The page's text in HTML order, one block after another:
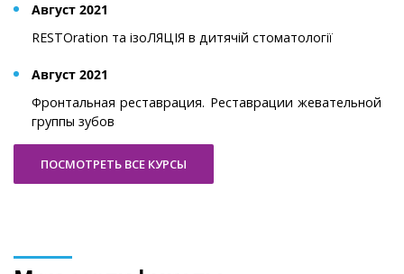
Август 2021
RESTOration та ізоЛЯЦІЯ в дитячій стоматології
Август 2021
Фронтальная реставрация. Реставрации жевательной
группы зубов
ПОСМОТРЕТЬ ВСЕ КУРСЫ